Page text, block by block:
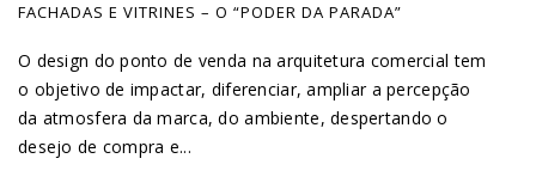
FACHADAS E VITRINES – O “PODER DA PARADA”
O design do ponto de venda na arquitetura comercial tem
o objetivo de impactar, diferenciar, ampliar a percepção
da atmosfera da marca, do ambiente, despertando o
desejo de compra e...